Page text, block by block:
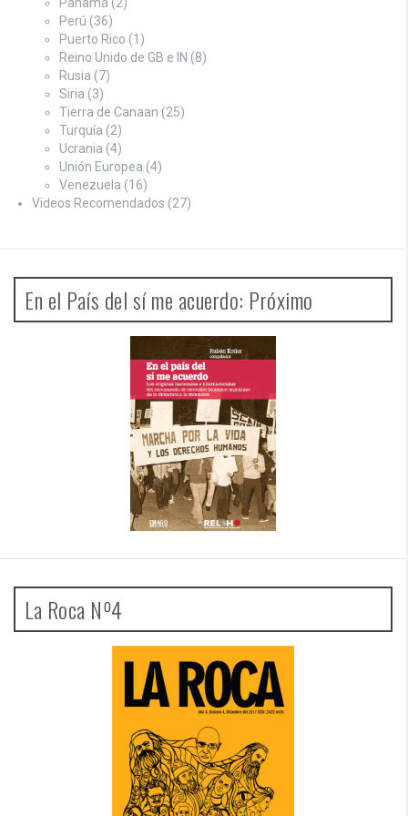
Panamá (2)
Perú (36)
Puerto Rico (1)
Reino Unido de GB e IN (8)
Rusia (7)
Siria (3)
Tierra de Canaan (25)
Turquía (2)
Ucrania (4)
Unión Europea (4)
Venezuela (16)
Videos Recomendados (27)
En el País del sí me acuerdo: Próximo
La Roca Nº4